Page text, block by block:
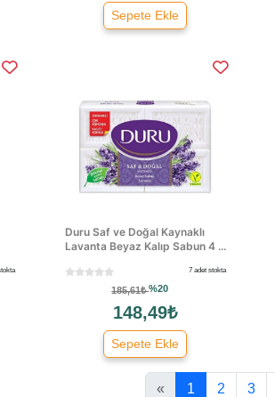
Sepete Ekle
Duru Saf ve Doğal Kaynaklı
Lavanta Beyaz Kalıp Sabun 4 ...
7 adet stokta
185,61₺%20
148,49₺
Sepete Ekle
« 1 2 3